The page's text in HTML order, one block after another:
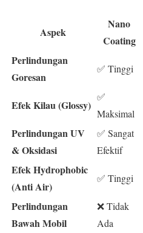
Aspek
Nano
Coating
Perlindungan
Goresan
✅ Tinggi
Efek Kilau (Glossy)
✅
Maksimal
Perlindungan UV
& Oksidasi
✅ Sangat
Efektif
Efek Hydrophobic
(Anti Air)
✅ Tinggi
Perlindungan
Bawah Mobil
❌ Tidak
Ada